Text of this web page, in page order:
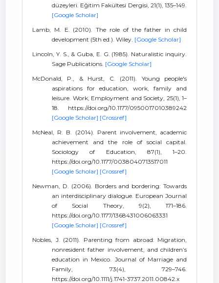
düzeyleri. Eğitim Fakültesi Dergisi, 21(1), 135–149.
[Google Scholar]
Lamb, M. E. (2010). The role of the father in child
development (5th ed.). Wiley. [Google Scholar]
Lincoln, Y. S., & Guba, E. G. (1985). Naturalistic inquiry.
Sage Publications. [Google Scholar]
McDonald, P., & Hurst, C. (2011). Young people's
aspirations for education, work, family and
leisure. Work, Employment and Society, 25(1), 1–
18. https://doi.org/10.1177/0950017010389242
[Google Scholar] [Crossref]
McNeal, R. B. (2014). Parent involvement, academic
achievement and the role of social capital.
Sociology of Education, 87(1), 1–20.
https://doi.org/10.1177/0038040713517011
[Google Scholar] [Crossref]
Newman, D. (2006). Borders and bordering: Towards
an interdisciplinary dialogue. European Journal
of Social Theory, 9(2), 171–186.
https://doi.org/10.1177/1368431006063331
[Google Scholar] [Crossref]
Nobles, J. (2011). Parenting from abroad: Migration,
nonresident father involvement, and children’s
education in Mexico. Journal of Marriage and
Family, 73(4), 729–746.
https://doi.org/10.1111/j.1741-3737.2011.00842.x